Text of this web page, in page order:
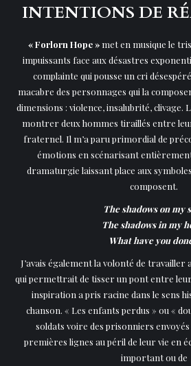
INTENTIONS DE
« Forlorn Hope »met en musique le
impuissants face aux désastres
complainte qui pousse un cri
macabre des personnages qui la
dimensions : violence, insalubrité, clivage.
montrer deux hommes tiraillés entre
fraternel. Il m’a paru primordial de
émotions en scénarisant
dramaturgie laissant place aux
composent.
The shadows on my
The shadows in my
What have you
J’avais également la volonté de travailler
qui permettrait de tisser un pont entre
inspiration a pris racine dans le sens
chanson. « Les enfants perdus » ou «
soldats voire des prisonniers
premières lignes au péril de leur vie en
important ou de